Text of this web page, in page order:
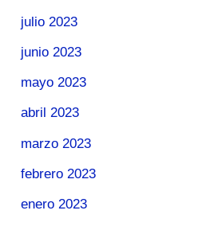
julio 2023
junio 2023
mayo 2023
abril 2023
marzo 2023
febrero 2023
enero 2023